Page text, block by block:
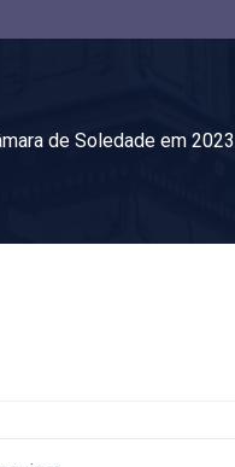
de Soledade em 2023